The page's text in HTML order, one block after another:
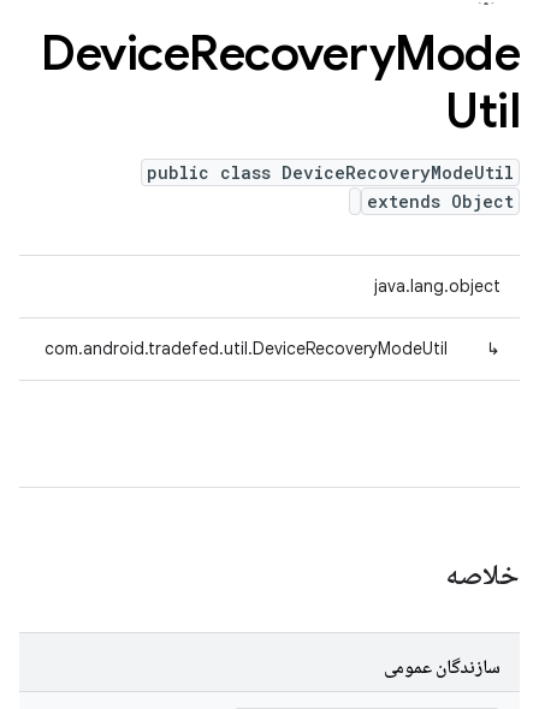
DeviceRecoveryMode
Util
public class DeviceRecoveryModeUtil
extends Object
java.lang.object
↳
com.android.tradefed.util.DeviceRecoveryModeUtil
خلاصه
سازندگان عمومی